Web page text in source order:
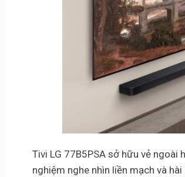
Tivi LG 77B5PSA sở hữu vẻ
nghiệm nghe nhìn liền mạch và hài